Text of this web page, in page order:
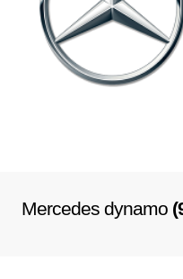
Mercedes dynamo